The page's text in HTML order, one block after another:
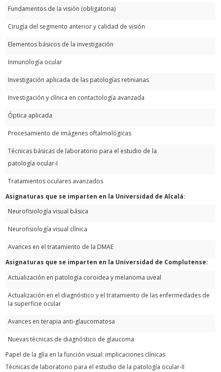
Fundamentos de la visión (obligatoria)
Cirugía del segmento anterior y calidad de visión
Elementos básicos de la investigación
Inmunología ocular
Investigación aplicada de las patologías retinianas
Investigación y clínica en contactología avanzada
Óptica aplicada
Procesamiento de imágenes oftalmológicas
Técnicas básicas de laboratorio para el estudio de la
patología ocular-I
Tratamientos oculares avanzados
Asignaturas que se imparten en la Universidad de Alcalá:
Neurofisiología visual básica
Neurofisiología visual clínica
Avances en el tratamiento de la DMAE
Asignaturas que se imparten en la Universidad de Complutense:
Actualización en patología coroidea y melanoma uveal
Actualización en el diagnóstico y el tratamiento de las enfermedades de
la superficie ocular
Avances en terapia anti-glaucomatosa
Nuevas técnicas de diagnóstico de glaucoma
Papel de la glía en la función visual: implicaciones clínicas
Técnicas de laboratorio para el estudio de la patología ocular-II